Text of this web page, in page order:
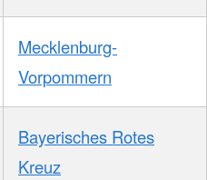
Mecklenburg-
Vorpommern
Bayerisches Rotes
Kreuz